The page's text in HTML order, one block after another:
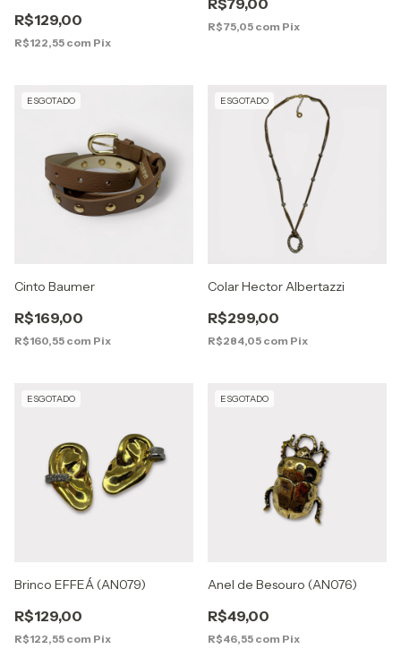
R$129,00
R$122,55 com Pix
R$79,00
R$75,05 com Pix
ESGOTADO
Cinto Baumer
R$169,00
R$160,55 com Pix
ESGOTADO
Colar Hector Albertazzi
R$299,00
R$284,05 com Pix
ESGOTADO
Brinco EFFEÁ (AN079)
R$129,00
R$122,55 com Pix
ESGOTADO
Anel de Besouro (AN076)
R$49,00
R$46,55 com Pix